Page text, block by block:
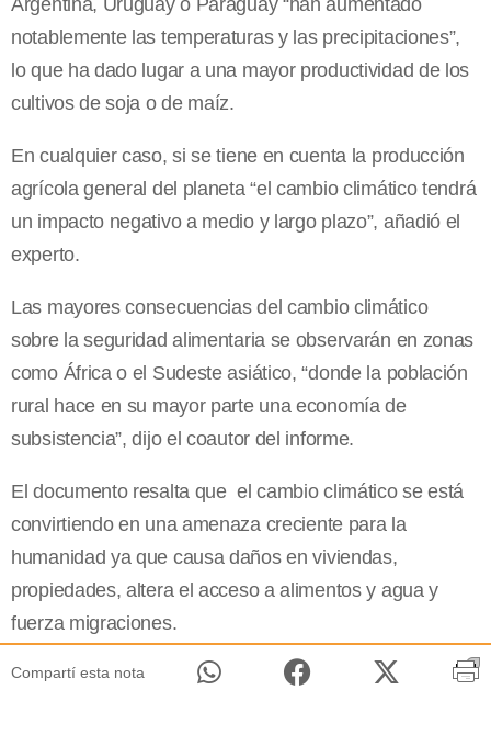
Argentina, Uruguay o Paraguay “han aumentado
notablemente las temperaturas y las precipitaciones”,
lo que ha dado lugar a una mayor productividad de los
cultivos de soja o de maíz.
En cualquier caso, si se tiene en cuenta la producción
agrícola general del planeta “el cambio climático tendrá
un impacto negativo a medio y largo plazo”, añadió el
experto.
Las mayores consecuencias del cambio climático
sobre la seguridad alimentaria se observarán en zonas
como África o el Sudeste asiático, “donde la población
rural hace en su mayor parte una economía de
subsistencia”, dijo el coautor del informe.
El documento resalta que el cambio climático se está
convirtiendo en una amenaza creciente para la
humanidad ya que causa daños en viviendas,
propiedades, altera el acceso a alimentos y agua y
fuerza migraciones.
Compartí esta nota